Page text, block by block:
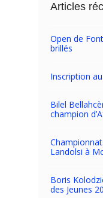
Articles
Open de
brillés
Inscription
Bilel
champion
Landolsi à
Boris
des Jeunes